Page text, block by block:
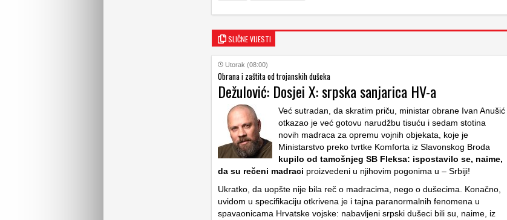
SLIČNE VIJESTI
Utorak (08:00)
Obrana i zaštita od trojanskih dušeka
Dežulović: Dosjei X: srpska sanjarica HV-a
Već sutradan, da skratim priču, ministar obrane Ivan Anušić
otkazao je već gotovu narudžbu tisuću i sedam stotina
novih madraca za opremu vojnih objekata, koje je
Ministarstvo preko tvrtke Komforta iz Slavonskog Broda
kupilo od tamošnjeg SB Fleksa: ispostavilo se, naime,
da su rečeni madraci proizvedeni u njihovim pogonima u – Srbiji!
Ukratko, da uopšte nije bila reč o madracima, nego o dušecima. Konačno,
uvidom u specifikaciju otkrivena je i tajna paranormalnih fenomena u
spavaonicama Hrvatske vojske: nabavljeni srpski dušeci bili su, naime, iz